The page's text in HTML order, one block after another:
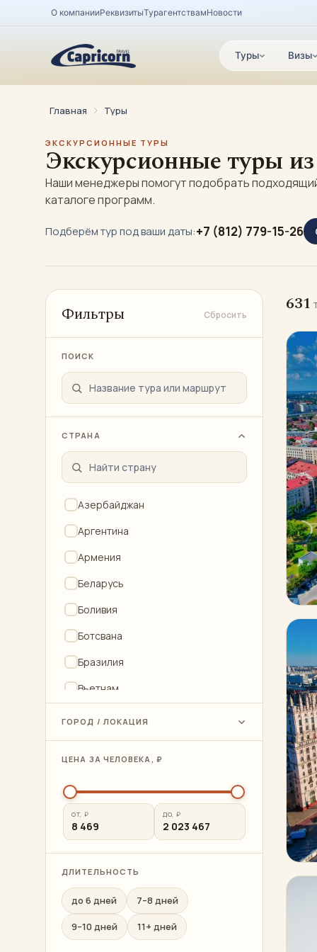
О компанииРеквизитыТурагентствамНовости
Туры Визы
Главная Туры
ЭКСКУРСИОННЫЕ ТУРЫ
Экскурсионные туры
Наши менеджеры помогут подобрать
каталоге программ.
Подберём тур под ваши даты:+7 (812) 779-15-26
Фильтры Сбросить
ПОИСК
СТРАНА
Азербайджан
Аргентина
Армения
Беларусь
Боливия
Ботсвана
Бразилия
Вьетнам
Грузия
Замбия
Зимбабве
Индия
Италия
Кабо-Верде
Казахстан
ГОРОД / ЛОКАЦИЯ
ЦЕНА ЗА ЧЕЛОВЕКА, ₽
ОТ, ₽
8 469
ДО, ₽
2 023 467
ДЛИТЕЛЬНОСТЬ
до 6 дней 7–8 дней
9–10 дней 11+ дней
631